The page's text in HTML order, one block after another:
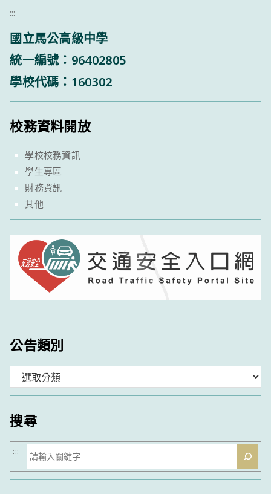
:::
國立馬公高級中學
統一編號：96402805
學校代碼：160302
校務資料開放
學校校務資訊
學生專區
財務資訊
其他
公告類別
類
搜尋
搜
尋
:::